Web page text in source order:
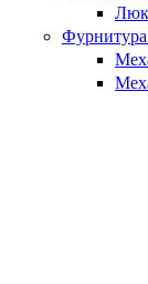
Фурнитура